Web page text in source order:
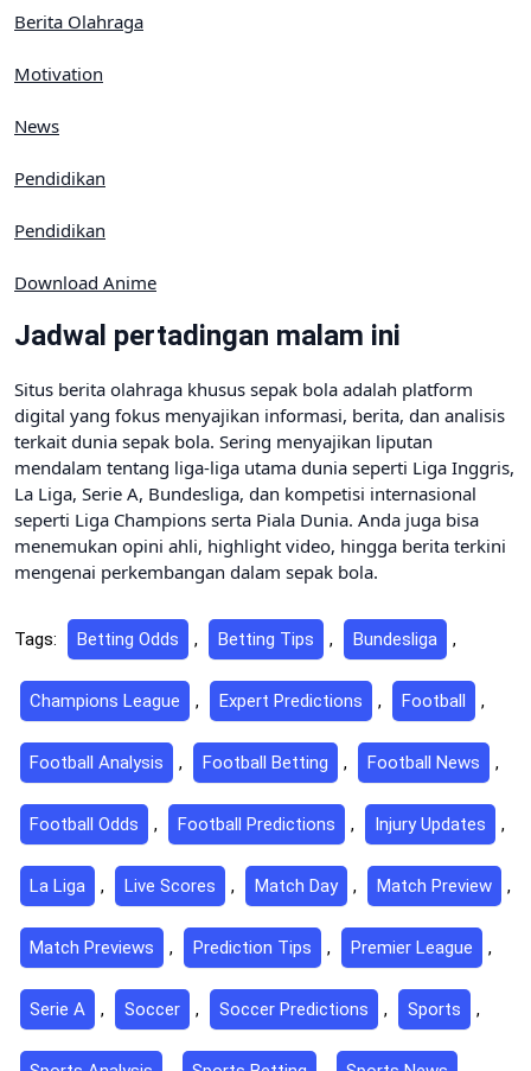
Berita Olahraga
Motivation
News
Pendidikan
Pendidikan
Download Anime
Jadwal pertadingan malam ini
Situs berita olahraga khusus sepak bola adalah platform
digital yang fokus menyajikan informasi, berita, dan analisis
terkait dunia sepak bola. Sering menyajikan liputan
mendalam tentang liga-liga utama dunia seperti Liga Inggris,
La Liga, Serie A, Bundesliga, dan kompetisi internasional
seperti Liga Champions serta Piala Dunia. Anda juga bisa
menemukan opini ahli, highlight video, hingga berita terkini
mengenai perkembangan dalam sepak bola.
Tags: Betting Odds , Betting Tips , Bundesliga ,
Champions League , Expert Predictions , Football ,
Football Analysis , Football Betting , Football News ,
Football Odds , Football Predictions , Injury Updates ,
La Liga , Live Scores , Match Day , Match Preview ,
Match Previews , Prediction Tips , Premier League ,
Serie A , Soccer , Soccer Predictions , Sports ,